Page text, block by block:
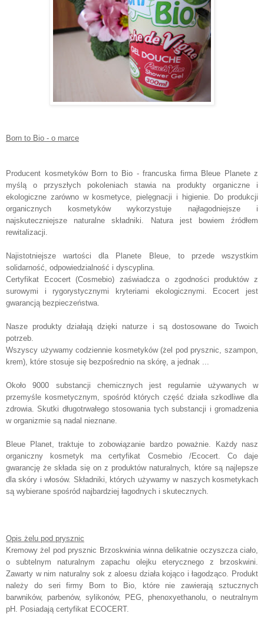
Born to Bio - o marce
Producent kosmetyków Born to Bio - francuska firma Bleue Planete z
myślą o przyszłych pokoleniach stawia na produkty organiczne i
ekologiczne zarówno w kosmetyce, pielęgnacji i higienie. Do produkcji
organicznych kosmetyków wykorzystuje najłagodniejsze i
najskuteczniejsze naturalne składniki. Natura jest bowiem źródłem
rewitalizacji.
Najistotniejsze wartości dla Planete Bleue, to przede wszystkim
solidarność, odpowiedzialność i dyscyplina.
Certyfikat Ecocert (Cosmebio) zaświadcza o zgodności produktów z
surowymi i rygorystycznymi kryteriami ekologicznymi. Ecocert jest
gwarancją bezpieczeństwa.
Nasze produkty działają dzięki naturze i są dostosowane do Twoich
potrzeb.
Wszyscy używamy codziennie kosmetyków (żel pod prysznic, szampon,
krem), które stosuje się bezpośrednio na skórę, a jednak ...
Około 9000 substancji chemicznych jest regularnie używanych w
przemyśle kosmetycznym, spośród których część działa szkodliwe dla
zdrowia. Skutki długotrwałego stosowania tych substancji i gromadzenia
w organizmie są nadal nieznane.
Bleue Planet, traktuje to zobowiązanie bardzo poważnie. Każdy nasz
organiczny kosmetyk ma certyfikat Cosmebio /Ecocert. Co daje
gwarancję że składa się on z produktów naturalnych, które są najlepsze
dla skóry i włosów. Składniki, których używamy w naszych kosmetykach
są wybierane spośród najbardziej łagodnych i skutecznych.
Opis żelu pod prysznic
Kremowy żel pod prysznic Brzoskwinia winna delikatnie oczyszcza ciało,
o subtelnym naturalnym zapachu olejku eterycznego z brzoskwini.
Zawarty w nim naturalny sok z aloesu działa kojąco i łagodząco. Produkt
należy do seri firmy Born to Bio, które nie zawierają sztucznych
barwników, parbenów, sylikonów, PEG, phenoxyethanolu, o neutralnym
pH. Posiadają certyfikat ECOCERT.